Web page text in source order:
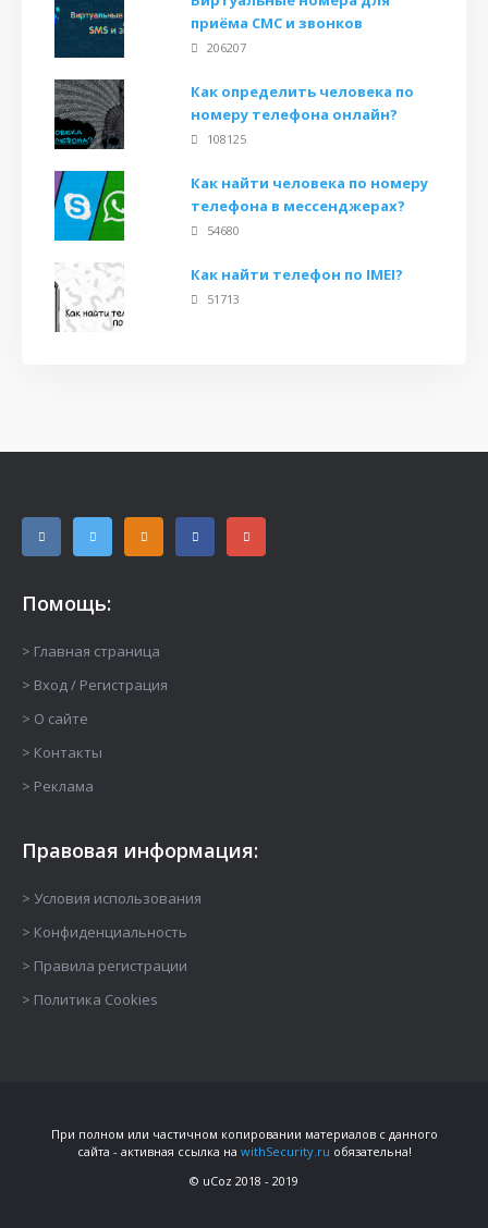
приёма СМС и звонков
206207
Как определить человека по
номеру телефона онлайн?
108125
Как найти человека по номеру
телефона в мессенджерах?
54680
Как найти телефон по IMEI?
51713
Помощь:
> Главная страница
> Вход / Регистрация
> О сайте
> Контакты
> Реклама
Правовая информация:
> Условия использования
> Конфиденциальность
> Правила регистрации
> Политика Cookies
При полном или частичном копировании материалов с данного
сайта - активная ссылка на withSecurity.ru обязательна!
© uCoz 2018 - 2019